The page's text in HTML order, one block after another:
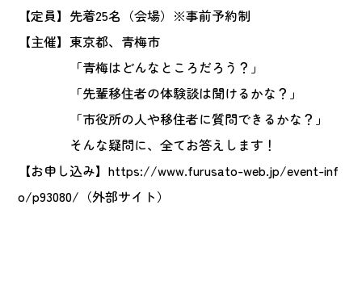
【定員】先着25名（会場）※事前予約制
【主催】東京都、青梅市
「青梅はどんなところだろう？」
「先輩移住者の体験談は聞けるかな？」
「市役所の人や移住者に質問できるかな？」
そんな疑問に、全てお答えします！
【お申し込み】https://www.furusato-web.jp/event-inf
o/p93080/ （外部サイト）